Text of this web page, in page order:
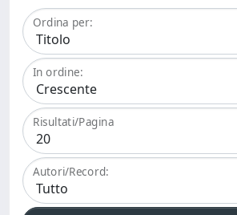
Ordina per:
In ordine:
Risultati/Pagina
Autori/Record: